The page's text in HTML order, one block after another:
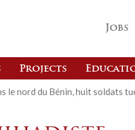
Jobs
Projects
le nord du Bénin, huit soldats